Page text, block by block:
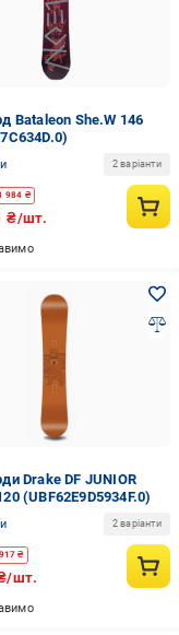
Bataleon She.W 146
2 варіанти
984 ₴
₴/шт.
Drake DF JUNIOR
(UBF62E9D5934F.0)
2 варіанти
₴
шт.